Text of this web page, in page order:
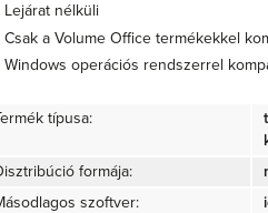
Lejárat nélküli
Csak a Volume Office termékekkel
Windows operációs rendszerrel
típusa:
formája:
szoftver: